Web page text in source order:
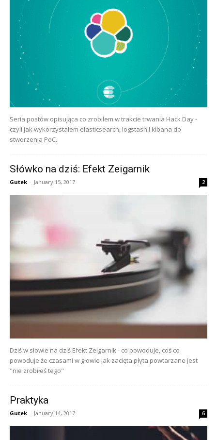
Seria postów opisująca co zrobiłem w trakcie trwania Hack Day -
czyli jak wykorzystałem elasticsearch, logstash i kibana do
stworzenia PoC.
Słówko na dziś: Efekt Zeigarnik
Gutek - January 15, 2017 2
Dziś w słowie na dziś Efekt Zeigarnik - co powoduje, coś co
powoduje że czasami w głowie jak zacięta płyta powtarzane jest
"nie zrobiłeś tego"
Praktyka
Gutek - January 14, 2017 6